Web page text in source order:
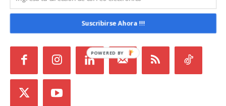
Noticias de Campo es un medio independiente
focalizado en Redes Sociales que intenta aglutinar
todas las noticias del sector en un sólo lugar.
Suscribirse Ahora !!!
POWERED